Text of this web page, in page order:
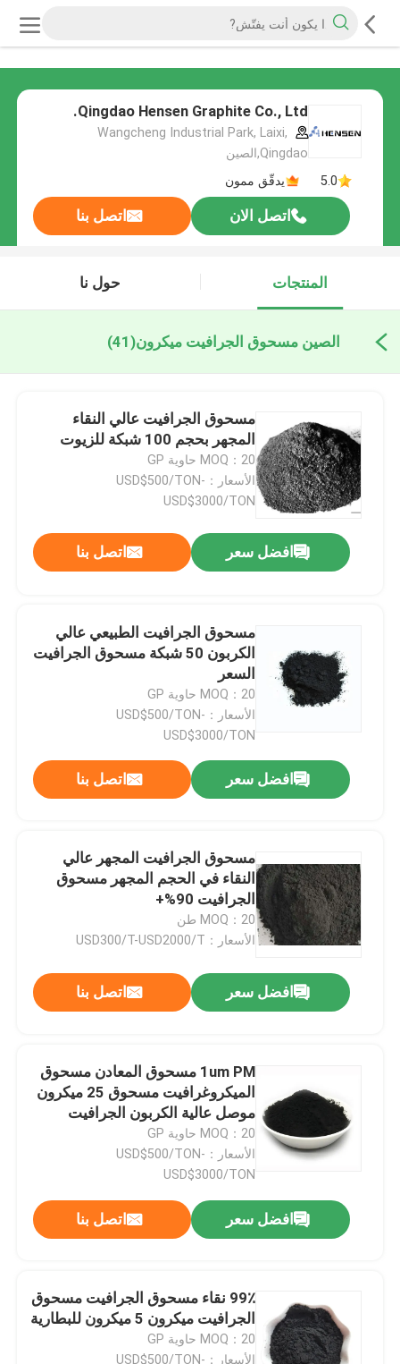
Qingdao Hensen Graphite Co., Ltd.
Wangcheng Industrial Park, Laixi,
Qingdao,الصين
5.0
يدقّق ممون
اتصل الان اتصل بنا
المنتجات حول نا
الصين مسحوق الجرافيت ميكرون(41)
مسحوق الجرافيت عالي النقاء
المجهر بحجم 100 شبكة للزيوت
MOQ：20 حاوية GP
الأسعار：USD$500/TON-
USD$3000/TON
افضل سعر اتصل بنا
مسحوق الجرافيت الطبيعي عالي
الكربون 50 شبكة مسحوق الجرافيت
السعر
MOQ：20 حاوية GP
الأسعار：USD$500/TON-
USD$3000/TON
افضل سعر اتصل بنا
مسحوق الجرافيت المجهر عالي
النقاء في الحجم المجهر مسحوق
الجرافيت 90%+
MOQ：20 طن
الأسعار：USD300/T-USD2000/T
افضل سعر اتصل بنا
1um PM مسحوق المعادن مسحوق
الميكروغرافيت مسحوق 25 ميكرون
موصل عالية الكربون الجرافيت
الدقيق
MOQ：20 حاوية GP
الأسعار：USD$500/TON-
USD$3000/TON
افضل سعر اتصل بنا
99٪ نقاء مسحوق الجرافيت مسحوق
الجرافيت ميكرون 5 ميكرون للبطارية
MOQ：20 حاوية GP
الأسعار：USD$500/TON-